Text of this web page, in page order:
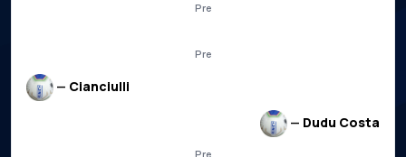
Pre
Pre
— Cianciulli
— Dudu Costa
Pre